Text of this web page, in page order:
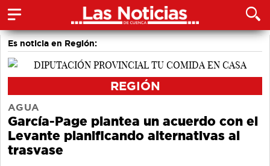
Es noticia en Región:
REGIÓN
AGUA
García-Page plantea un acuerdo con el
Levante planificando alternativas al
trasvase